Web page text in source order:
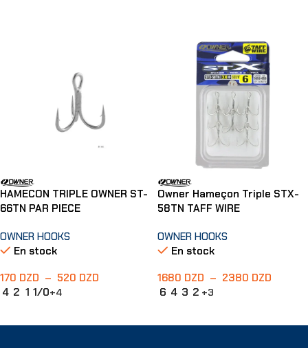
HAMECON TRIPLE OWNER ST-
66TN PAR PIECE
OWNER HOOKS
En stock
170 DZD – 520 DZD
4 2 1 1/0+4
Owner Hameçon Triple STX-
58TN TAFF WIRE
OWNER HOOKS
En stock
1680 DZD – 2380 DZD
6 4 3 2 +3